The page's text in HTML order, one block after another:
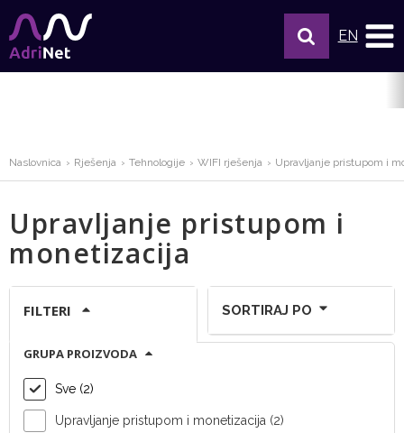
EN
Naslovnica Rješenja Tehnologije WIFI rješenja Upravljanje pristupom i
Upravljanje pristupom i
monetizacija
FILTERI
GRUPA PROIZVODA
Sve (2)
Upravljanje pristupom i monetizacija (2)
SORTIRAJ PO